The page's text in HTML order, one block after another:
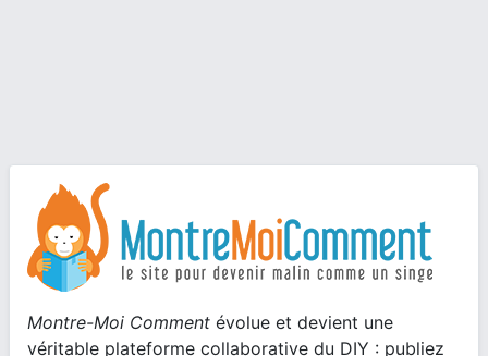
Montre-Moi Comment évolue et devient une
véritable plateforme collaborative du DIY : publiez